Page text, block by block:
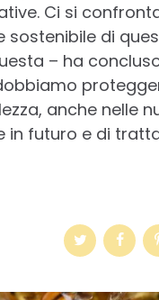
Ci si
sostenibile di
– ha
anche nelle
in futuro e di